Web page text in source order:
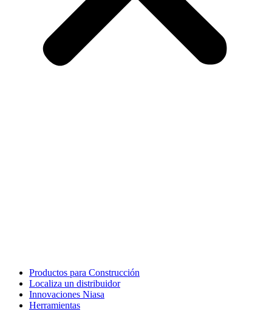
Productos para Construcción
Localiza un distribuidor
Innovaciones Niasa
Herramientas